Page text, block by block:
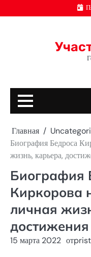
к
Главная
Биография Бедроса
жизнь, карьера,
Биография
Киркорова
личная
достижения
15 марта 2022 от